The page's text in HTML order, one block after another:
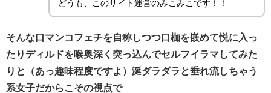
どうも、このサイト運営のみこみこです！！
そんな口マンコフェチを自称しつつ口枷を嵌めて悦に入っ
たりディルドを喉奥深く突っ込んでセルフイラマしてみた
りと（あっ趣味程度ですよ）涎ダラダラと垂れ流しちゃう
系女子だからこその視点で